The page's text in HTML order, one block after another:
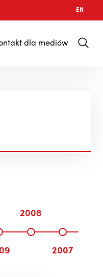
EN
dla mediów
2008
2007